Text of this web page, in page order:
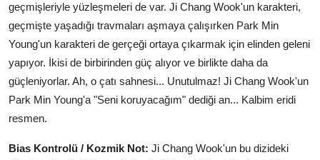
geçmişleriyle yüzleşmeleri de var. Ji Chang Wook'un karakteri,
geçmişte yaşadığı travmaları aşmaya çalışırken Park Min
Young'un karakteri de gerçeği ortaya çıkarmak için elinden geleni
yapıyor. İkisi de birbirinden güç alıyor ve birlikte daha da
güçleniyorlar. Ah, o çatı sahnesi... Unutulmaz! Ji Chang Wook'un
Park Min Young'a "Seni koruyacağım" dediği an... Kalbim eridi
resmen.
Bias Kontrolü / Kozmik Not: Ji Chang Wook'un bu dizideki